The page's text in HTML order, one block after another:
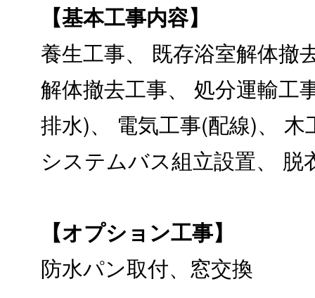
【基本工事内容】
養生工事、 既存浴室解体撤
解体撤去工事、 処分運輸工
排水)、 電気工事(配線)、 木
システムバス組立設置、 脱
【オプション工事】
防水パン取付、窓交換